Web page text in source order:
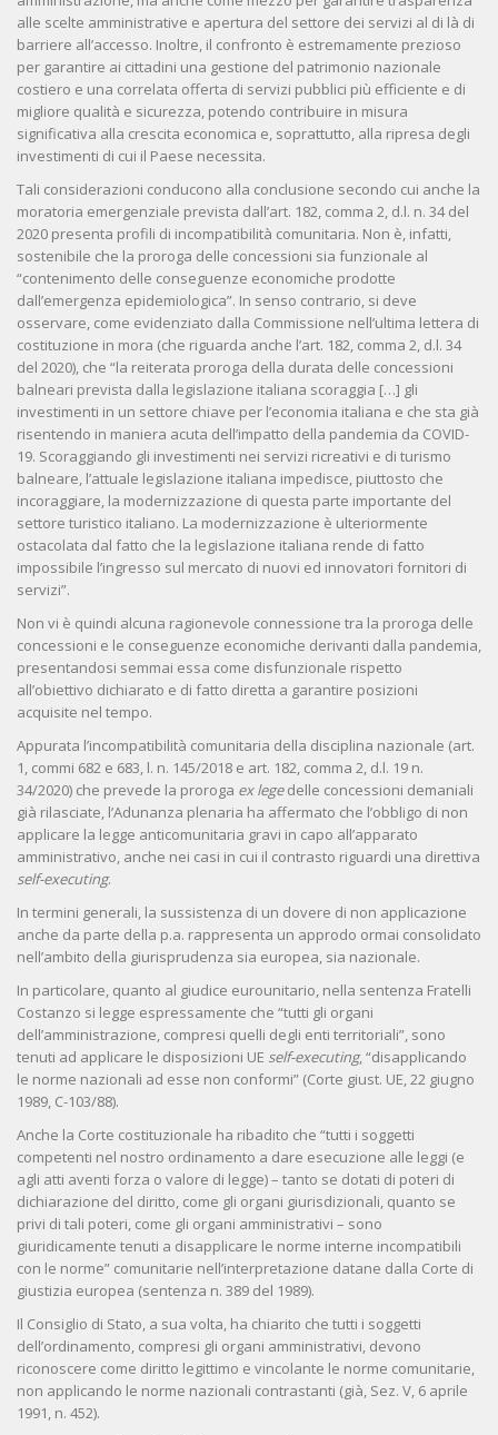
alle scelte amministrative e apertura del settore dei servizi al di là di
barriere all’accesso. Inoltre, il confronto è estremamente prezioso
per garantire ai cittadini una gestione del patrimonio nazionale
costiero e una correlata offerta di servizi pubblici più efficiente e di
migliore qualità e sicurezza, potendo contribuire in misura
significativa alla crescita economica e, soprattutto, alla ripresa degli
investimenti di cui il Paese necessita.
Tali considerazioni conducono alla conclusione secondo cui anche la
moratoria emergenziale prevista dall’art. 182, comma 2, d.l. n. 34 del
2020 presenta profili di incompatibilità comunitaria. Non è, infatti,
sostenibile che la proroga delle concessioni sia funzionale al
“contenimento delle conseguenze economiche prodotte
dall’emergenza epidemiologica”. In senso contrario, si deve
osservare, come evidenziato dalla Commissione nell’ultima lettera di
costituzione in mora (che riguarda anche l’art. 182, comma 2, d.l. 34
del 2020), che “la reiterata proroga della durata delle concessioni
balneari prevista dalla legislazione italiana scoraggia […] gli
investimenti in un settore chiave per l’economia italiana e che sta già
risentendo in maniera acuta dell’impatto della pandemia da COVID-
19. Scoraggiando gli investimenti nei servizi ricreativi e di turismo
balneare, l’attuale legislazione italiana impedisce, piuttosto che
incoraggiare, la modernizzazione di questa parte importante del
settore turistico italiano. La modernizzazione è ulteriormente
ostacolata dal fatto che la legislazione italiana rende di fatto
impossibile l’ingresso sul mercato di nuovi ed innovatori fornitori di
servizi”.
Non vi è quindi alcuna ragionevole connessione tra la proroga delle
concessioni e le conseguenze economiche derivanti dalla pandemia,
presentandosi semmai essa come disfunzionale rispetto
all’obiettivo dichiarato e di fatto diretta a garantire posizioni
acquisite nel tempo.
Appurata l’incompatibilità comunitaria della disciplina nazionale (art.
1, commi 682 e 683, l. n. 145/2018 e art. 182, comma 2, d.l. 19 n.
34/2020) che prevede la proroga ex legedelle concessioni demaniali
già rilasciate, l’Adunanza plenaria ha affermato che l’obbligo di non
applicare la legge anticomunitaria gravi in capo all’apparato
amministrativo, anche nei casi in cui il contrasto riguardi una direttiva
self-executing.
In termini generali, la sussistenza di un dovere di non applicazione
anche da parte della p.a. rappresenta un approdo ormai consolidato
nell’ambito della giurisprudenza sia europea, sia nazionale.
In particolare, quanto al giudice eurounitario, nella sentenza Fratelli
Costanzo si legge espressamente che “tutti gli organi
dell’amministrazione, compresi quelli degli enti territoriali”, sono
tenuti ad applicare le disposizioni UE self-executing, “disapplicando
le norme nazionali ad esse non conformi” (Corte giust. UE, 22 giugno
1989, C-103/88).
Anche la Corte costituzionale ha ribadito che “tutti i soggetti
competenti nel nostro ordinamento a dare esecuzione alle leggi (e
agli atti aventi forza o valore di legge) – tanto se dotati di poteri di
dichiarazione del diritto, come gli organi giurisdizionali, quanto se
privi di tali poteri, come gli organi amministrativi – sono
giuridicamente tenuti a disapplicare le norme interne incompatibili
con le norme” comunitarie nell’interpretazione datane dalla Corte di
giustizia europea (sentenza n. 389 del 1989).
Il Consiglio di Stato, a sua volta, ha chiarito che tutti i soggetti
dell’ordinamento, compresi gli organi amministrativi, devono
riconoscere come diritto legittimo e vincolante le norme comunitarie,
non applicando le norme nazionali contrastanti (già, Sez. V, 6 aprile
1991, n. 452).